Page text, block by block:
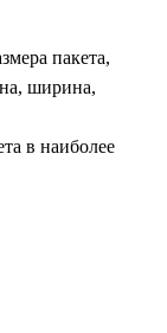
пакета,
ширина,
в наиболее